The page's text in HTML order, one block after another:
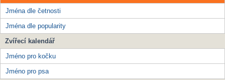
Jména dle četnosti
Jména dle popularity
Zvířecí kalendář
Jméno pro kočku
Jméno pro psa